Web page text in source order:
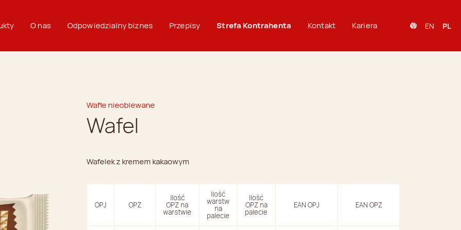
O nas Odpowiedzialny biznes Przepisy Strefa Kontrahenta Kontakt Kariera EN PL
Wafle nieoblewane
Wafel
Wafelek z kremem kakaowym
OPJ OPZ
Ilość
OPZ na
warstwie
Ilość
warstw
na
palecie
Ilość
OPZ na
palecie
EAN OPJ EAN OPZ